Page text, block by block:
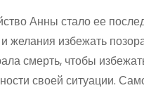
Анны стало ее
желания избежать
смерть, чтобы
своей ситуации.